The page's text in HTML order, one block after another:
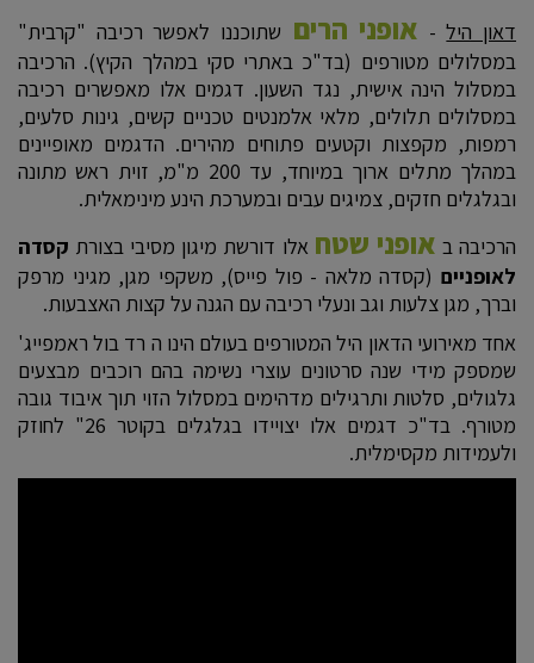
דאון היל- אופני הרים שתוכננו לאפשר רכיבה "קרבית"
במסלולים מטורפים (בד"כ באתרי סקי במהלך הקיץ). הרכיבה
במסלול הינה אישית, נגד השעון. דגמים אלו מאפשרים רכיבה
במסלולים תלולים, מלאי אלמנטים טכניים קשים, גינות סלעים,
רמפות, מקפצות וקטעים פתוחים מהירים. הדגמים מאופיינים
במהלך מתלים ארוך במיוחד, עד 200 מ"מ, זוית ראש מתונה
ובגלגלים חזקים, צמיגים עבים ובמערכת הינע מינימאלית.
הרכיבה ב אופני שטח אלו דורשת מיגון מסיבי בצורת קסדה
לאופניים (קסדה מלאה - פול פייס), משקפי מגן, מגיני מרפק
וברך, מגן צלעות וגב ונעלי רכיבה עם הגנה על קצות האצבעות.
אחד מאירועי הדאון היל המטורפים בעולם הינו ה רד בול ראמפייג'
שמספק מידי שנה סרטונים עוצרי נשימה בהם רוכבים מבצעים
גלגולים, סלטות ותרגילים מדהימים במסלול הזוי תוך איבוד גובה
מטורף. בד"כ דגמים אלו יצויידו בגלגלים בקוטר 26" לחוזק
ולעמידות מקסימלית.